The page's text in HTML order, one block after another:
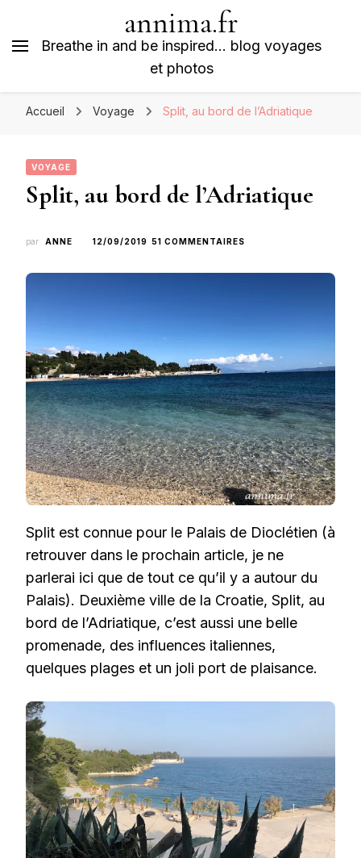
annima.fr
Breathe in and be inspired… blog voyages
et photos
Accueil Voyage Split, au bord de l’Adriatique
VOYAGE
Split, au bord de l’Adriatique
par ANNE 12/09/2019 51 COMMENTAIRES
Split est connue pour le Palais de Dioclétien (à
retrouver dans le prochain article, je ne
parlerai ici que de tout ce qu’il y a autour du
Palais). Deuxième ville de la Croatie, Split, au
bord de l’Adriatique, c’est aussi une belle
promenade, des influences italiennes,
quelques plages et un joli port de plaisance.